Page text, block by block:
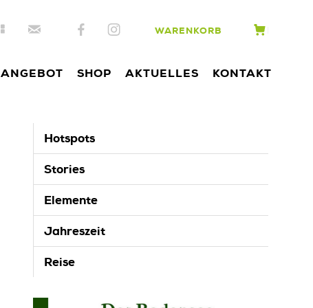
WARENKORB
ANGEBOT SHOP AKTUELLES KONTAKT
Hotspots
Stories
Elemente
Jahreszeit
Reise